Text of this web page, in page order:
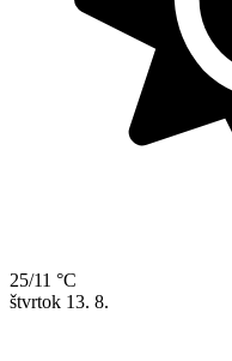
25/11 °C
štvrtok 13. 8.